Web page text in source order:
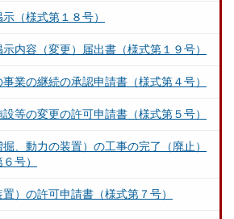
（様式第１８号）
内容（変更）届出書（様式第１９号）
業の継続の承認申請書（様式第４号）
等の変更の許可申請書（様式第５号）
、動力の装置）の工事の完了（廃止）
号）
）の許可申請書（様式第７号）